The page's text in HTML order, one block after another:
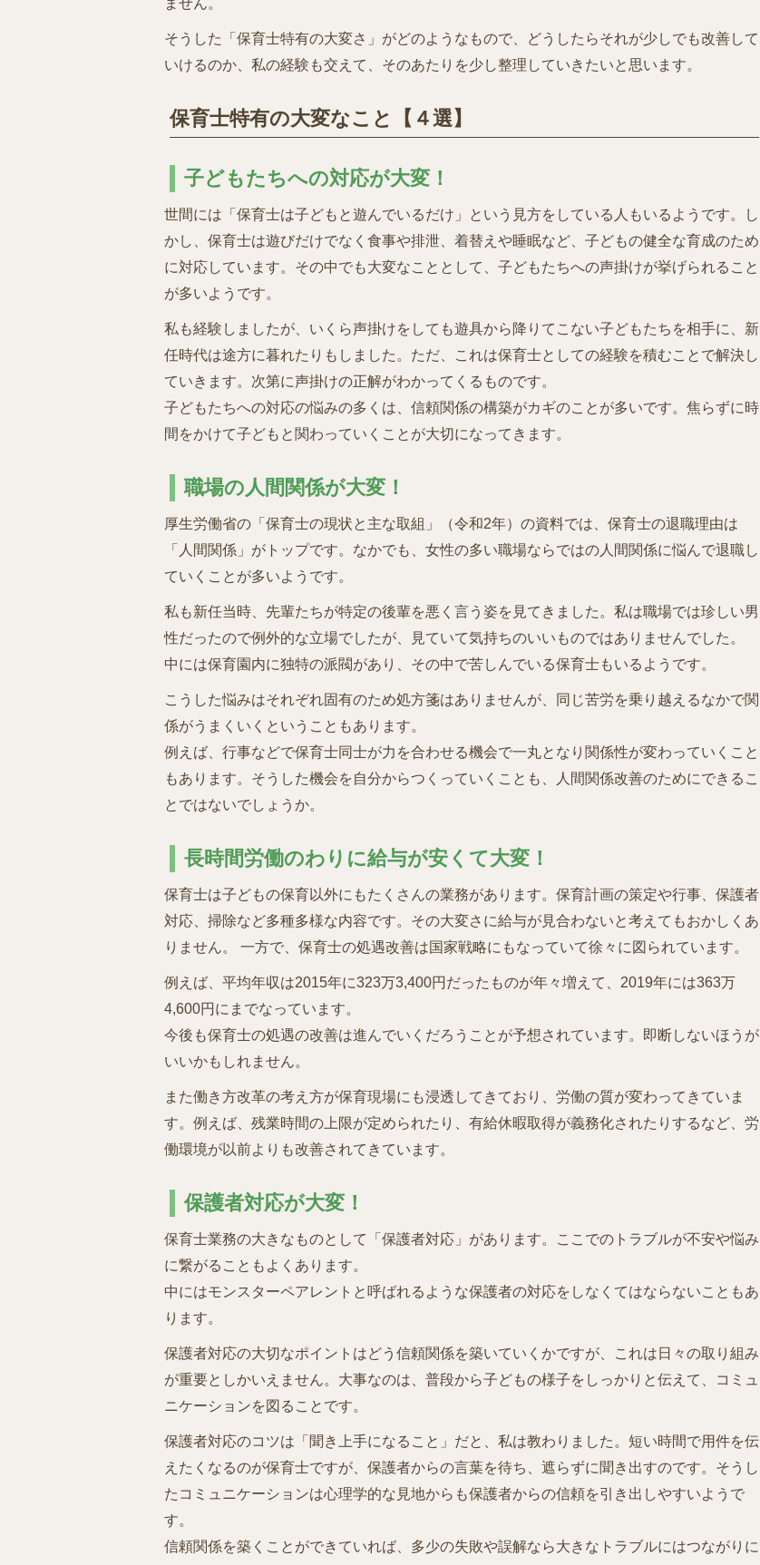
そうした「保育士特有の大変さ」がどのようなもので、どうしたらそれが少しでも改善して
いけるのか、私の経験も交えて、そのあたりを少し整理していきたいと思います。
保育士特有の大変なこと【４選】
子どもたちへの対応が大変！
世間には「保育士は子どもと遊んでいるだけ」という見方をしている人もいるようです。し
かし、保育士は遊びだけでなく食事や排泄、着替えや睡眠など、子どもの健全な育成のため
に対応しています。その中でも大変なこととして、子どもたちへの声掛けが挙げられること
が多いようです。
私も経験しましたが、いくら声掛けをしても遊具から降りてこない子どもたちを相手に、新
任時代は途方に暮れたりもしました。ただ、これは保育士としての経験を積むことで解決し
ていきます。次第に声掛けの正解がわかってくるものです。
子どもたちへの対応の悩みの多くは、信頼関係の構築がカギのことが多いです。焦らずに時
間をかけて子どもと関わっていくことが大切になってきます。
職場の人間関係が大変！
厚生労働省の「保育士の現状と主な取組」（令和2年）の資料では、保育士の退職理由は
「人間関係」がトップです。なかでも、女性の多い職場ならではの人間関係に悩んで退職し
ていくことが多いようです。
私も新任当時、先輩たちが特定の後輩を悪く言う姿を見てきました。私は職場では珍しい男
性だったので例外的な立場でしたが、見ていて気持ちのいいものではありませんでした。
中には保育園内に独特の派閥があり、その中で苦しんでいる保育士もいるようです。
こうした悩みはそれぞれ固有のため処方箋はありませんが、同じ苦労を乗り越えるなかで関
係がうまくいくということもあります。
例えば、行事などで保育士同士が力を合わせる機会で一丸となり関係性が変わっていくこと
もあります。そうした機会を自分からつくっていくことも、人間関係改善のためにできるこ
とではないでしょうか。
長時間労働のわりに給与が安くて大変！
保育士は子どもの保育以外にもたくさんの業務があります。保育計画の策定や行事、保護者
対応、掃除など多種多様な内容です。その大変さに給与が見合わないと考えてもおかしくあ
りません。 一方で、保育士の処遇改善は国家戦略にもなっていて徐々に図られています。
例えば、平均年収は2015年に323万3,400円だったものが年々増えて、2019年には363万
4,600円にまでなっています。
今後も保育士の処遇の改善は進んでいくだろうことが予想されています。即断しないほうが
いいかもしれません。
また働き方改革の考え方が保育現場にも浸透してきており、労働の質が変わってきていま
す。例えば、残業時間の上限が定められたり、有給休暇取得が義務化されたりするなど、労
働環境が以前よりも改善されてきています。
保護者対応が大変！
保育士業務の大きなものとして「保護者対応」があります。ここでのトラブルが不安や悩み
に繋がることもよくあります。
中にはモンスターペアレントと呼ばれるような保護者の対応をしなくてはならないこともあ
ります。
保護者対応の大切なポイントはどう信頼関係を築いていくかですが、これは日々の取り組み
が重要としかいえません。大事なのは、普段から子どもの様子をしっかりと伝えて、コミュ
ニケーションを図ることです。
保護者対応のコツは「聞き上手になること」だと、私は教わりました。短い時間で用件を伝
えたくなるのが保育士ですが、保護者からの言葉を待ち、遮らずに聞き出すのです。そうし
たコミュニケーションは心理学的な見地からも保護者からの信頼を引き出しやすいようで
す。
信頼関係を築くことができていれば、多少の失敗や誤解なら大きなトラブルにはつながりに